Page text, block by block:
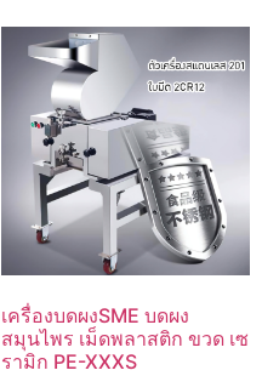
เครื่องบดผงSME บดผง
สมุนไพร เม็ดพลาสติก ขวด เซ
รามิก PE-XXXS